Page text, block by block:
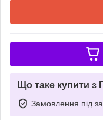
Що таке купити з
Замовлення під